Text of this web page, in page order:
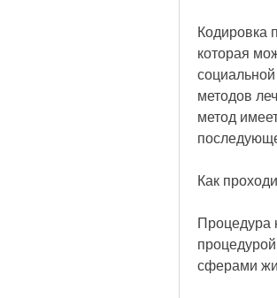
Кодировка
которая
методов
метод
Как
Процедура
сферами